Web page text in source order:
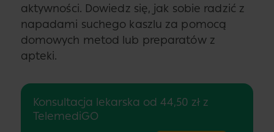
aktywności. Dowiedz się, jak sobie radzić z
napadami suchego kaszlu za pomocą
domowych metod lub preparatów z
apteki.
Konsultacja lekarska od 44,50 zł z
TelemediGO